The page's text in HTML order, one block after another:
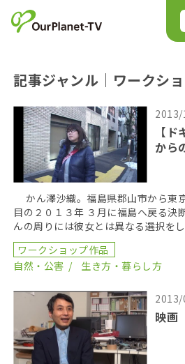
記事ジャンル｜ワークシ
【
から
かん澤沙織。福島県郡山市から東
目の２０１３年 ３月に福島へ戻る決
んの周りには彼女とは異なる選択を
ワークショップ作品
自然・公害
生き方・暮らし方
2013/
映画